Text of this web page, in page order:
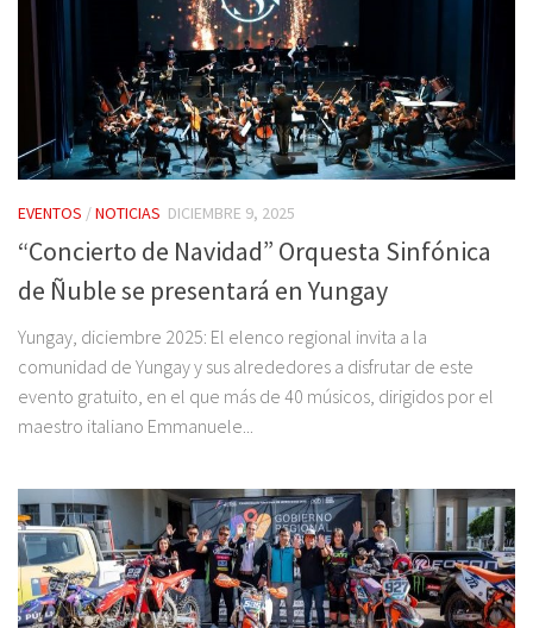
EVENTOS /NOTICIAS DICIEMBRE 9, 2025
“Concierto de Navidad” Orquesta Sinfónica
de Ñuble se presentará en Yungay
Yungay, diciembre 2025: El elenco regional invita a la
comunidad de Yungay y sus alrededores a disfrutar de este
evento gratuito, en el que más de 40 músicos, dirigidos por el
maestro italiano Emmanuele...